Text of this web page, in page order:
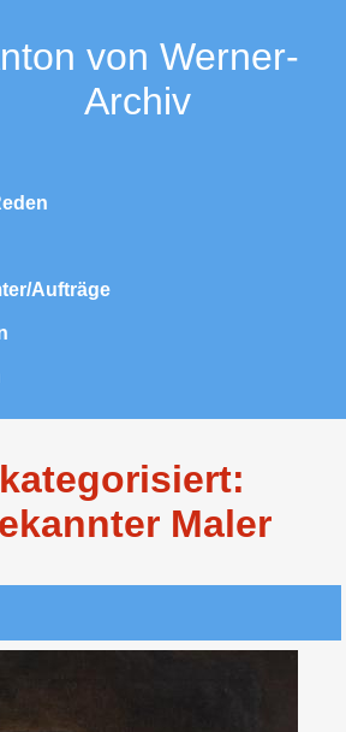
von Werner-
Archiv
Aufträge
Maler